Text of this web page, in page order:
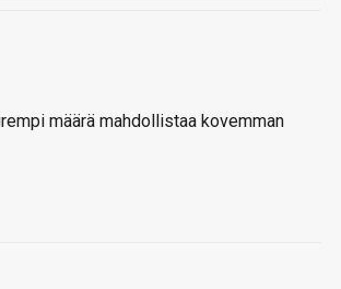
määrä mahdollistaa kovemman